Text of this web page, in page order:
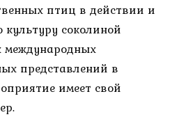
птиц в действии и
культуру соколиной
международных
представлений в
имеет свой